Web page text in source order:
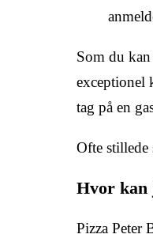
Som du
exceptionel
tag på en
Ofte stillede
Hvor kan
Pizza Peter